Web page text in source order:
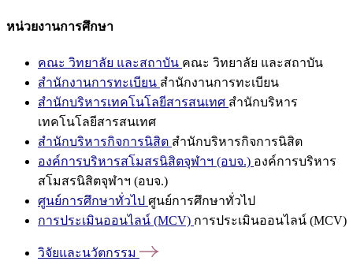
หน่วยงานการศึกษา
คณะ วิทยาลัย และสถาบัน คณะ วิทยาลัย และสถาบัน
สำนักงานการทะเบียน สำนักงานการทะเบียน
สำนักบริหารเทคโนโลยีสารสนเทศ สำนักบริหาร
เทคโนโลยีสารสนเทศ
สำนักบริหารกิจการนิสิต สำนักบริหารกิจการนิสิต
องค์การบริหารสโมสรนิสิตจุฬาฯ (อบจ.) องค์การบริหาร
สโมสรนิสิตจุฬาฯ (อบจ.)
ศูนย์การศึกษาทั่วไป ศูนย์การศึกษาทั่วไป
การประเมินออนไลน์ (MCV) การประเมินออนไลน์ (MCV)
วิจัยและนวัตกรรม